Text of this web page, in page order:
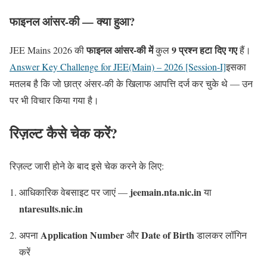
फाइनल आंसर-की — क्या हुआ?
JEE Mains 2026 कीफाइनल आंसर-की मेंकुल9 प्रश्न हटा दिए गएहैं।
Answer Key Challenge for JEE(Main) – 2026 [Session-I]इसका
मतलब है कि जो छात्र अंसर-की के खिलाफ आपत्ति दर्ज कर चुके थे — उन
पर भी विचार किया गया है।
रिज़ल्ट कैसे चेक करें?
रिज़ल्ट जारी होने के बाद इसे चेक करने के लिए:
आधिकारिक वेबसाइट पर जाएं — jeemain.nta.nic.inया
ntaresults.nic.in
अपनाApplication NumberऔरDate of Birthडालकर लॉगिन
करें